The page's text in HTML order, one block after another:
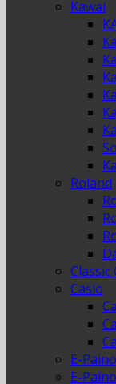
Kawai
Roland
Classic
Casio
E-
E-